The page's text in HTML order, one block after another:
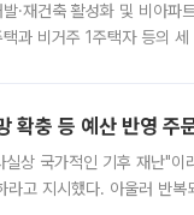
·재건축 활성화 및 비아파
과 비거주 1주택자 등의
확충 등 예산 반영 주
상 국가적인 기후 재난"이
고 지시했다. 아울러 반복